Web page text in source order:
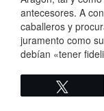
antecesores. A
caballeros y
juramento como
debían «tener